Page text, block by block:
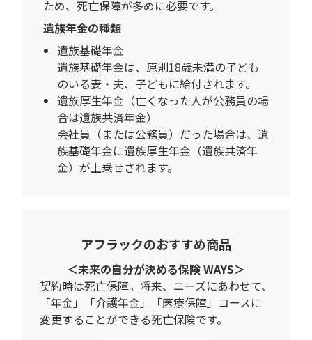
ため、死亡保障が多めに必要です。
遺族年金の種類
遺族基礎年金
遺族基礎年金は、原則18歳未満の子ども
のいる妻・夫、子どもに給付されます。
遺族厚生年金（亡くなった人が公務員の場
合は遺族共済年金）
会社員（または公務員）だった場合は、遺
族基礎年金に遺族厚生年金（遺族共済年
金）が上乗せされます。
アフラックのおすすめ商品
＜未来の自分が決める保険 WAYS＞
契約時は死亡保障。将来、ニーズにあわせて、
「年金」「介護年金」「医療保障」コースに
変更することができる死亡保険です。